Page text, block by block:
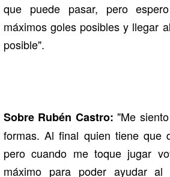
que puede pasar, pero
máximos goles posibles y llegar
posible".
Sobre Rubén Castro: "Me
formas. Al final quien tiene que
pero cuando me toque jugar
máximo para poder ayudar al